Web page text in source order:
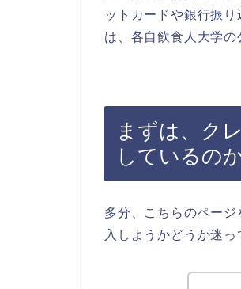
ットカードや銀行振
は、各自飲食人大学の
まずは、ク
しているの
多分、こちらのペー
入しようかどうか迷